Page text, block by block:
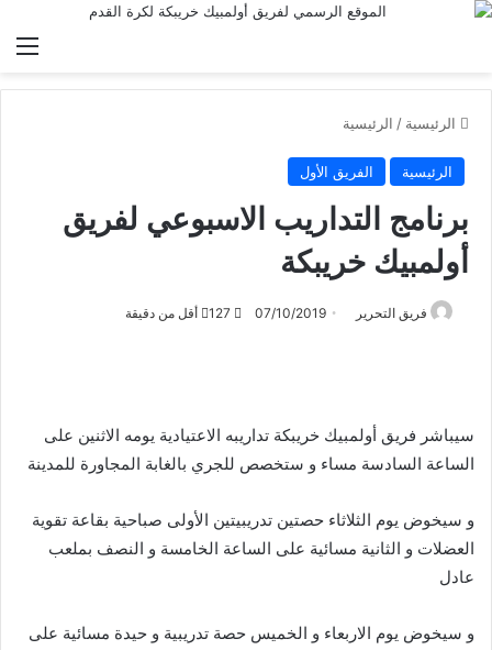
الرئيسية / الرئيسية
الرئيسية الفريق الأول
برنامج التداريب الاسبوعي لفريق
أولمبيك خريبكة
فريق التحرير 07/10/2019 أقل من دقيقة
سيباشر فريق أولمبيك خريبكة تداريبه الاعتيادية يومه الاثنين على
الساعة السادسة مساء و ستخصص للجري بالغابة المجاورة للمدينة
و سيخوض يوم الثلاثاء حصتين تدريبيتين الأولى صباحية بقاعة تقوية
العضلات و الثانية مسائية على الساعة الخامسة و النصف بملعب
عادل
و سيخوض يوم الاربعاء و الخميس حصة تدريبية و حيدة مسائية على